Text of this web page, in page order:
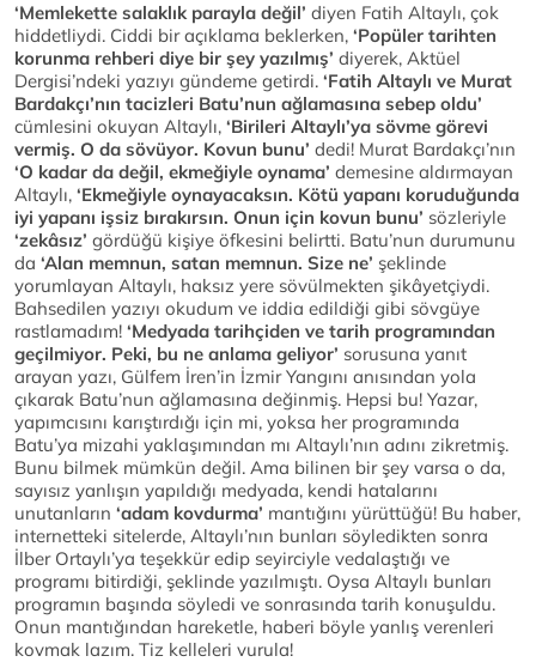
‘Memlekette salaklık parayla değil’ diyen Fatih Altaylı, çok
hiddetliydi. Ciddi bir açıklama beklerken, ‘Popüler tarihten
korunma rehberi diye bir şey yazılmış’ diyerek, Aktüel
Dergisi’ndeki yazıyı gündeme getirdi. ‘Fatih Altaylı ve Murat
Bardakçı’nın tacizleri Batu’nun ağlamasına sebep oldu’
cümlesini okuyan Altaylı, ‘Birileri Altaylı’ya sövme görevi
vermiş. O da sövüyor. Kovun bunu’ dedi! Murat Bardakçı’nın
‘O kadar da değil, ekmeğiyle oynama’ demesine aldırmayan
Altaylı, ‘Ekmeğiyle oynayacaksın. Kötü yapanı koruduğunda
iyi yapanı işsiz bırakırsın. Onun için kovun bunu’ sözleriyle
‘zekâsız’ gördüğü kişiye öfkesini belirtti. Batu’nun durumunu
da ‘Alan memnun, satan memnun. Size ne’ şeklinde
yorumlayan Altaylı, haksız yere sövülmekten şikâyetçiydi.
Bahsedilen yazıyı okudum ve iddia edildiği gibi sövgüye
rastlamadım! ‘Medyada tarihçiden ve tarih programından
geçilmiyor. Peki, bu ne anlama geliyor’ sorusuna yanıt
arayan yazı, Gülfem İren’in İzmir Yangını anısından yola
çıkarak Batu’nun ağlamasına değinmiş. Hepsi bu! Yazar,
yapımcısını karıştırdığı için mi, yoksa her programında
Batu’ya mizahi yaklaşımından mı Altaylı’nın adını zikretmiş.
Bunu bilmek mümkün değil. Ama bilinen bir şey varsa o da,
sayısız yanlışın yapıldığı medyada, kendi hatalarını
unutanların ‘adam kovdurma’ mantığını yürüttüğü! Bu haber,
internetteki sitelerde, Altaylı’nın bunları söyledikten sonra
İlber Ortaylı’ya teşekkür edip seyirciyle vedalaştığı ve
programı bitirdiği, şeklinde yazılmıştı. Oysa Altaylı bunları
programın başında söyledi ve sonrasında tarih konuşuldu.
Onun mantığından hareketle, haberi böyle yanlış verenleri
kovmak lazım. Tiz kelleleri vurula!